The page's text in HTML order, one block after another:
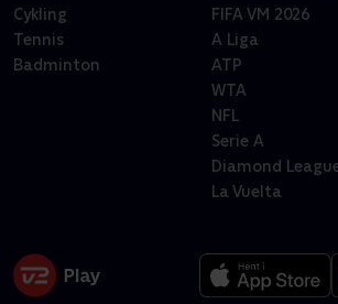
Cykling
Tennis
Badminton
FIFA VM 2026
A Liga
ATP
WTA
NFL
Serie A
Diamond
La Vuelta